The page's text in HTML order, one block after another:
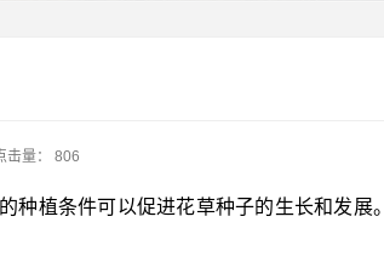
击量： 806
种植条件可以促进花草种子的生长和发展。